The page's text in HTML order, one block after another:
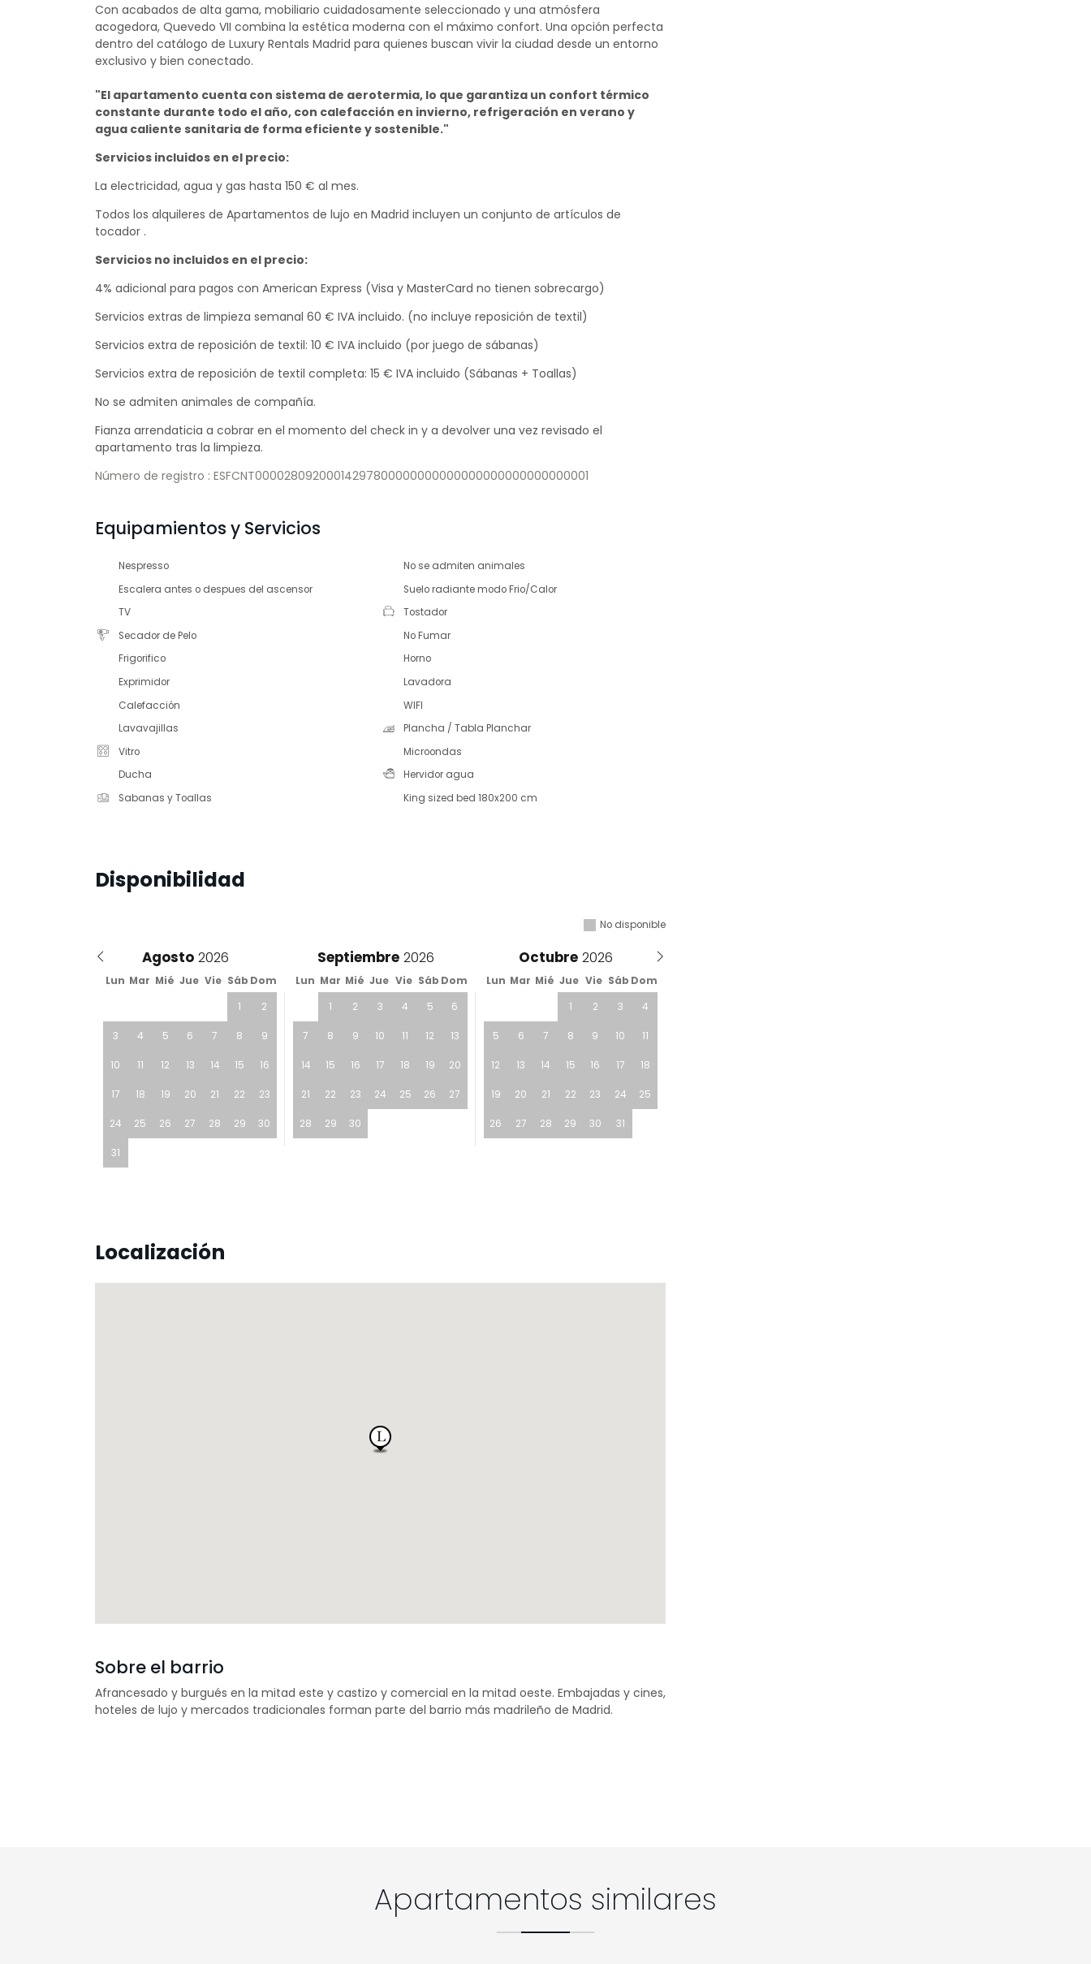
Con acabados de alta gama, mobiliario cuidadosamente seleccionado y una atmósfera
acogedora, Quevedo VII combina la estética moderna con el máximo confort. Una opción perfecta
dentro del catálogo de Luxury Rentals Madrid para quienes buscan vivir la ciudad desde un entorno
exclusivo y bien conectado.
"El apartamento cuenta con sistema de aerotermia, lo que garantiza un confort térmico
constante durante todo el año, con calefacción en invierno, refrigeración en verano y
agua caliente sanitaria de forma eficiente y sostenible."
Servicios incluidos en el precio:
La electricidad, agua y gas hasta 150 € al mes.
Todos los alquileres de Apartamentos de lujo en Madrid incluyen un conjunto de artículos de
tocador .
Servicios no incluidos en el precio:
4% adicional para pagos con American Express (Visa y MasterCard no tienen sobrecargo)
Servicios extras de limpieza semanal 60 € IVA incluido. (no incluye reposición de textil)
Servicios extra de reposición de textil: 10 € IVA incluido (por juego de sábanas)
Servicios extra de reposición de textil completa: 15 € IVA incluido (Sábanas + Toallas)
No se admiten animales de compañía.
Fianza arrendaticia a cobrar en el momento del check in y a devolver una vez revisado el
apartamento tras la limpieza.
Número de registro : ESFCNT00002809200014297800000000000000000000000000001
Equipamientos y Servicios
Nespresso
No se admiten animales
Escalera antes o despues del ascensor
Suelo radiante modo Frio/Calor
TV
Tostador
Secador de Pelo
No Fumar
Frigorifico
Horno
Exprimidor
Lavadora
Calefacción
WIFI
Lavavajillas
Plancha / Tabla Planchar
Vitro
Microondas
Ducha
Hervidor agua
Sabanas y Toallas
King sized bed 180x200 cm
Disponibilidad
No disponible
Agosto Septiembre Octubre
Lun Mar Mié Jue Vie Sáb Dom Lun Mar Mié Jue Vie Sáb Dom Lun Mar Mié Jue Vie Sáb Dom
1 2
3 4 5 6 7 8 9
10 11 12 13 14 15 16
17 18 19 20 21 22 23
24 25 26 27 28 29 30
31
1 2 3 4 5 6
7 8 9 10 11 12 13
14 15 16 17 18 19 20
21 22 23 24 25 26 27
28 29 30
1 2 3 4
5 6 7 8 9 10 11
12 13 14 15 16 17 18
19 20 21 22 23 24 25
26 27 28 29 30 31
Localización
Sobre el barrio
Afrancesado y burgués en la mitad este y castizo y comercial en la mitad oeste. Embajadas y cines,
hoteles de lujo y mercados tradicionales forman parte del barrio más madrileño de Madrid.
Apartamentos similares